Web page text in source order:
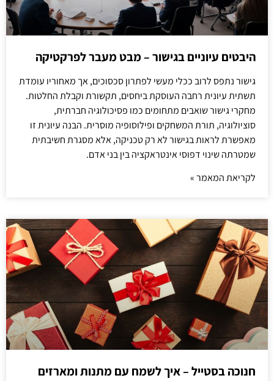
היבטים עיוניים בגישור – מבט מעבר לפרקטיקה
גישור נתפס לרוב ככלי מעשי לפתרון סכסוכים, אך מאחוריו עומדת
תשתית עיונית רחבה העוסקת ביחסים, תקשורת וקבלת החלטות.
מחקרי גישור שואבים מתחומים כמו פסיכולוגיה חברתית,
סוציולוגיה, תורת המשחקים ופילוסופיה מוסרית. הבנה עיונית זו
מאפשרת לראות בגישור לא רק טכניקה, אלא מסגרת חשיבתית
שמטרתה שינוי דפוסי אינטראקציה בין בני אדם.
לקריאת המאמר »
חנוכה בסטייל – איך לשמח עם מתנות ומארזים